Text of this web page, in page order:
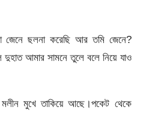
জেনে ছলনা করেছি আর তমি জেনে?
আমার সামনে তুলে বলে নিয়ে যাও
মুখে তাকিয়ে আছে।পকেট থেকে